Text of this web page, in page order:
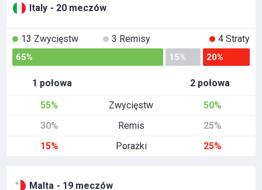
Italy - 20 meczów
13 Zwycięstw 3 Remisy 4 Straty
65% 15% 20%
1 połowa
2 połowa
55%
Zwycięstw
50%
30%
Remis
25%
15%
Porażki 25%
Malta - 19 meczów